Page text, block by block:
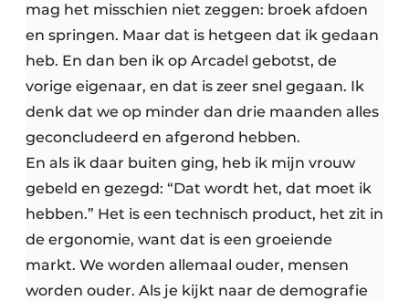
mag het misschien niet zeggen: broek afdoen
en springen. Maar dat is hetgeen dat ik gedaan
heb. En dan ben ik op Arcadel gebotst, de
vorige eigenaar, en dat is zeer snel gegaan. Ik
denk dat we op minder dan drie maanden alles
geconcludeerd en afgerond hebben.
En als ik daar buiten ging, heb ik mijn vrouw
gebeld en gezegd: “Dat wordt het, dat moet ik
hebben.” Het is een technisch product, het zit in
de ergonomie, want dat is een groeiende
markt. We worden allemaal ouder, mensen
worden ouder. Als je kijkt naar de demografie